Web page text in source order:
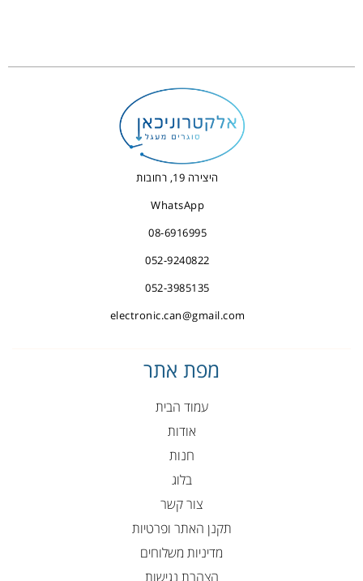
היצירה 19, רחובות
WhatsApp
08-6916995
052-9240822
052-3985135
electronic.can@gmail.com
מפת אתר
עמוד הבית
אודות
חנות
בלוג
צור קשר
תקנן האתר ופרטיות
מדיניות משלוחים
הצהרת נגישות